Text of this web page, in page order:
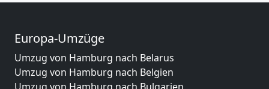
Europa-Umzüge
Umzug von Hamburg nach Belarus
Umzug von Hamburg nach Belgien
Umzug von Hamburg nach Bulgarien